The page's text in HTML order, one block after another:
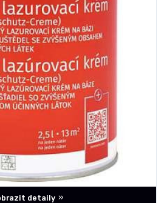
detaily